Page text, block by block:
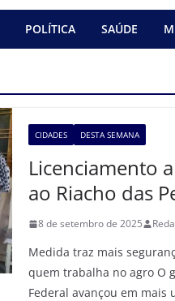
POLÍTICA SAÚDE
CIDADES DESTA SEMANA
Licenciamento
ao Riacho das
8 de setembro de 2025
Medida traz mais
quem trabalha no agro O
Federal avançou em mais